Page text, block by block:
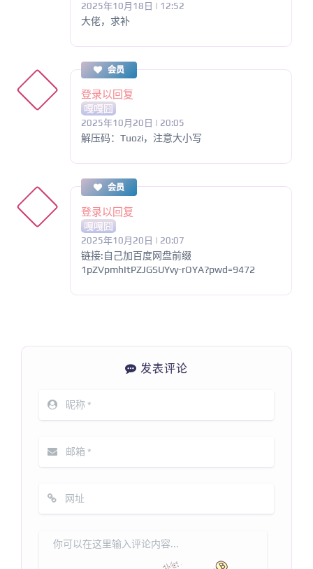
2025年10月18日 | 12:52
大佬，求补
会员
登录以回复
嘎嘎囧
2025年10月20日 | 20:05
解压码：Tuozi，注意大小写
会员
登录以回复
嘎嘎囧
2025年10月20日 | 20:07
链接:自己加百度网盘前缀
1pZVpmhItPZJGSUYvy-rOYA?pwd=9472
发表评论